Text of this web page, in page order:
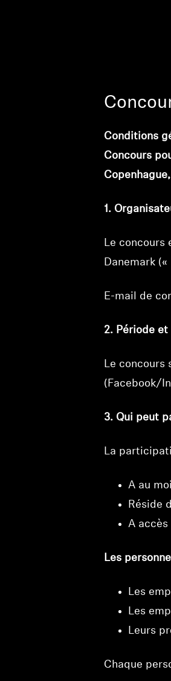
Conditions
Concours
1.
Le concours
Danemark
E-mail de
2. Période
Le concours
(Facebook/
3. Qui peut
La
A au
Réside
A accès
Les
Les
Les
Leurs
Chaque